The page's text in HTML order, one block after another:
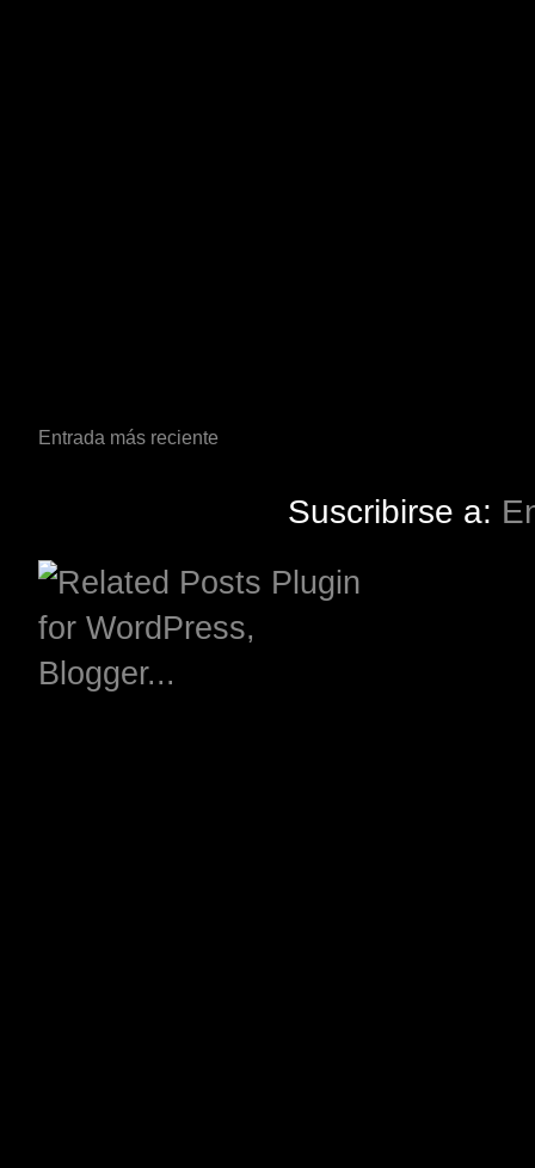
Entrada más reciente
Suscribirse a: